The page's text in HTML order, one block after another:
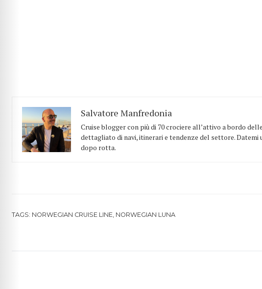
Salvatore Manfredonia
Cruise blogger con più di 70 crociere all’attivo a bordo
dettagliato di navi, itinerari e tendenze del settore.
dopo rotta.
TAGS: NORWEGIAN CRUISE LINE NORWEGIAN LUNA